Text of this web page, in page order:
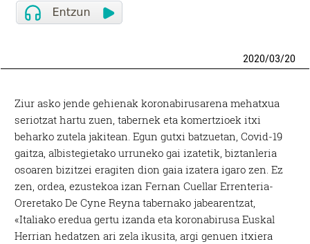
2020/03/20
Ziur asko jende gehienak koronabirusarena mehatxua
seriotzat hartu zuen, tabernek eta komertzioek itxi
beharko zutela jakitean. Egun gutxi batzuetan, Covid-19
gaitza, albistegietako urruneko gai izatetik, biztanleria
osoaren bizitzei eragiten dion gaia izatera igaro zen. Ez
zen, ordea, ezustekoa izan Fernan Cuellar Errenteria-
Oreretako De Cyne Reyna tabernako jabearentzat,
«Italiako eredua gertu izanda eta koronabirusa Euskal
Herrian hedatzen ari zela ikusita, argi genuen itxiera